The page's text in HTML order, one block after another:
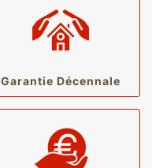
Garantie Décennale